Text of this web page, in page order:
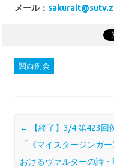
メール：
関西例会
Post navigation
←
【終了】3/4 第423回
「《マイスタージンガー
おけるヴァルターの詩・